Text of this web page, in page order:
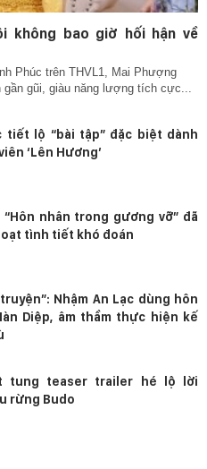
không bao giờ hối hận về
Phúc trên THVL1, Mai Phượng
gần gũi, giàu năng lượng tích cực...
tiết lộ “bài tập” đặc biệt dành
‘Lên Hương’
“Hôn nhân trong gương vỡ” đã
tình tiết khó đoán
truyện”: Nhậm An Lạc dùng hôn
Diệp, âm thầm thực hiện kế
tung teaser trailer hé lộ lời
rừng Budo